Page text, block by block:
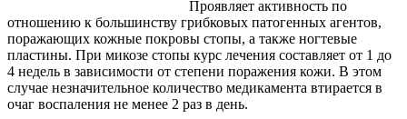
Проявляет активность по
отношению к большинству грибковых патогенных агентов,
поражающих кожные покровы стопы, а также ногтевые
пластины. При микозе стопы курс лечения составляет от 1 до
4 недель в зависимости от степени поражения кожи. В этом
случае незначительное количество медикамента втирается в
очаг воспаления не менее 2 раз в день.